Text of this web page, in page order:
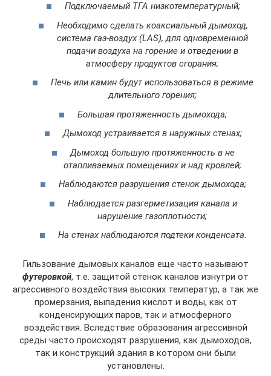
Подключаемый ТГА низкотемпературный;
Необходимо сделать коаксиальный дымоход,
система газ-воздух (LAS), для одновременной
подачи воздуха на горение и отведении в
атмосферу продуктов сгорания;
Печь или камин будут использоваться в режиме
длительного горения;
Большая протяженность дымохода;
Дымоход устраивается в наружных стенах;
Дымоход большую протяженность в не
отапливаемых помещениях и над кровлей;
Наблюдаются разрушения стенок дымохода;
Наблюдается разгерметизация канала и
нарушение газоплотности;
На стенах наблюдаются подтеки конденсата.
Гильзование дымовых каналов еще часто называют
футеровкой, т.е. защитой стенок каналов изнутри от
агрессивного воздействия высоких температур, а так же
промерзания, выпадения кислот и воды, как от
конденсирующих паров, так и атмосферного
воздействия. Вследствие образования агрессивной
среды часто происходят разрушения, как дымоходов,
так и конструкций здания в котором они были
установлены.